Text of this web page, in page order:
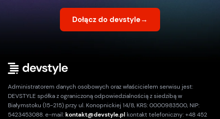
Dołącz do devstyle→
Administratorem danych osobowych oraz właścicielem serwisu jest:
DEVSTYLE spółka z ograniczoną odpowiedzialnością z siedzibą w
Białymstoku (15-215) przy ul. Konopnickiej 14/8, KRS: 0000983500, NIP:
5423453088. e-mail:kontakt@devstyle.plkontakt telefoniczny: +48 452